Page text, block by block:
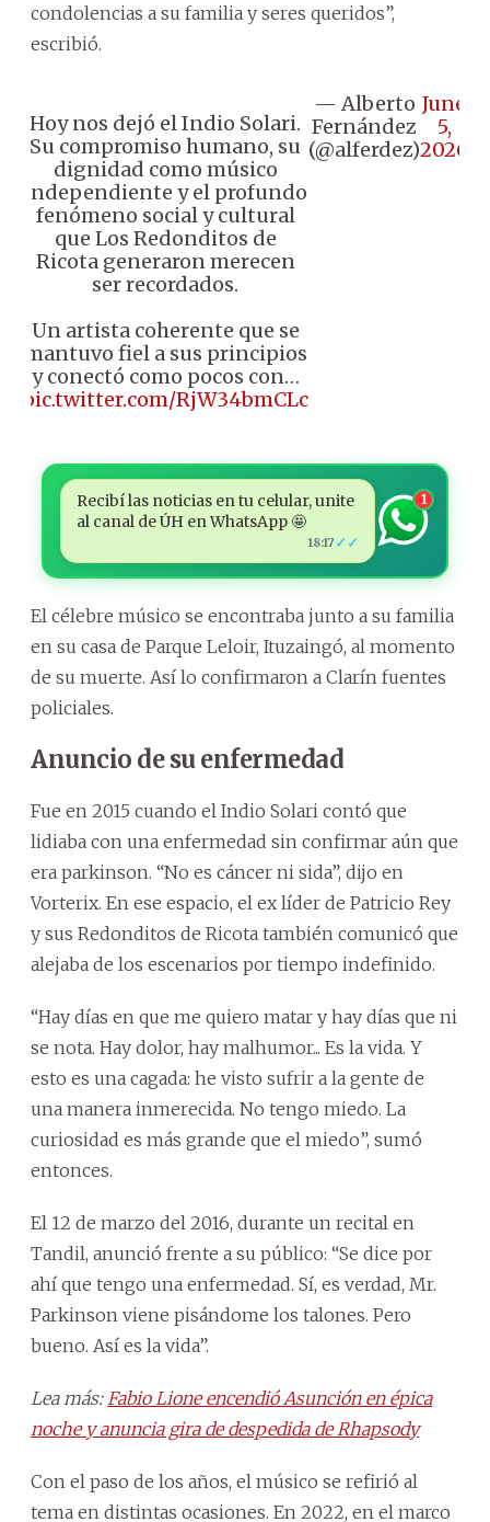
condolencias a su familia y seres queridos”,
escribió.
Hoy nos dejó el Indio Solari.
Su compromiso humano, su
dignidad como músico
independiente y el profundo
fenómeno social y cultural
que Los Redonditos de
Ricota generaron merecen
ser recordados.
Un artista coherente que se
mantuvo fiel a sus principios
y conectó como pocos con…
pic.twitter.com/RjW34bmCLc
— Alberto
Fernández
(@alferdez)
June
5,
2026
Recibí las noticias en tu celular, unite
al canal de ÚH en WhatsApp 🤩
18:17 ✓✓
1
El célebre músico se encontraba junto a su familia
en su casa de Parque Leloir, Ituzaingó, al momento
de su muerte. Así lo confirmaron a Clarín fuentes
policiales.
Anuncio de su enfermedad
Fue en 2015 cuando el Indio Solari contó que
lidiaba con una enfermedad sin confirmar aún que
era parkinson. “No es cáncer ni sida”, dijo en
Vorterix. En ese espacio, el ex líder de Patricio Rey
y sus Redonditos de Ricota también comunicó que
alejaba de los escenarios por tiempo indefinido.
“Hay días en que me quiero matar y hay días que ni
se nota. Hay dolor, hay malhumor... Es la vida. Y
esto es una cagada: he visto sufrir a la gente de
una manera inmerecida. No tengo miedo. La
curiosidad es más grande que el miedo”, sumó
entonces.
El 12 de marzo del 2016, durante un recital en
Tandil, anunció frente a su público: “Se dice por
ahí que tengo una enfermedad. Sí, es verdad, Mr.
Parkinson viene pisándome los talones. Pero
bueno. Así es la vida”.
Lea más: Fabio Lione encendió Asunción en épica
noche y anuncia gira de despedida de Rhapsody
Con el paso de los años, el músico se refirió al
tema en distintas ocasiones. En 2022, en el marco